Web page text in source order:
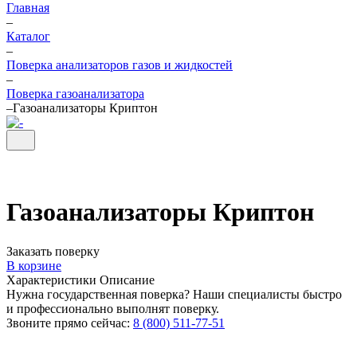
Главная
–
Каталог
–
Поверка анализаторов газов и жидкостей
–
Поверка газоанализатора
–Газоанализаторы Криптон
Газоанализаторы Криптон
Заказать поверку
В корзине
Характеристики Описание
Нужна государственная поверка? Наши специалисты быстро
и профессионально выполнят поверку.
Звоните прямо сейчас: 8 (800) 511-77-51